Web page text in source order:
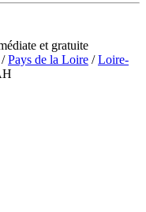
et gratuite
/Pays de la Loire /Loire-